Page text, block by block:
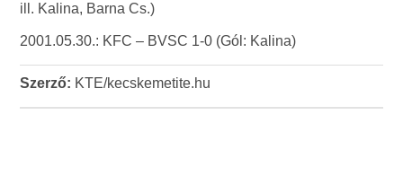
ill. Kalina, Barna Cs.)
2001.05.30.: KFC – BVSC 1-0 (Gól: Kalina)
Szerző: KTE/kecskemetite.hu